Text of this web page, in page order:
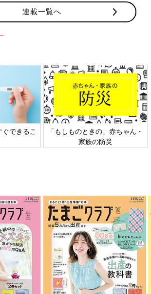
連載一覧へ
「もしものときの」赤ちゃん・
日本外来小